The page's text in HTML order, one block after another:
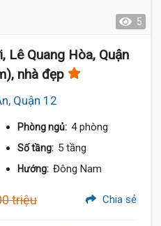
5
Lê Quang Hòa, Quận
nhà đẹp
Quận 12
Phòng ngủ: 4 phòng
Số tầng: 5 tầng
Hướng: Đông Nam
triệu Chia sẻ